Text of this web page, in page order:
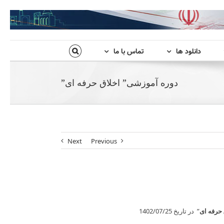
دانلود ها تماس با ما
دوره آموزشی” اخلاق حرفه ای”
Previous
Next
حرفه ای” در تاریخ 1402/07/25